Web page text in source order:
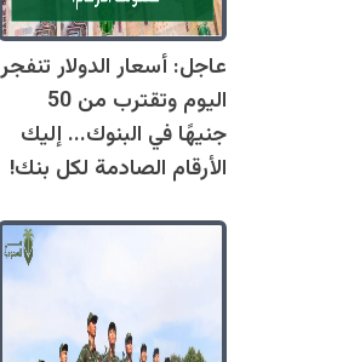
عاجل: أسعار الدولار تنفجر
اليوم وتقترب من 50
جنيهًا في البنوك... إليك
الأرقام الصادمة لكل بنك!